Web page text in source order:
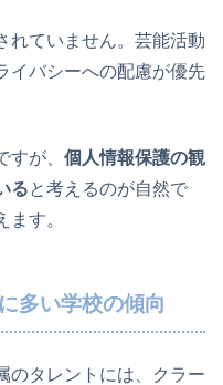
れていません。芸能活動
イバシーへの配慮が優先
が、 個人情報保護の観
ると考えるのが自然で
す。
多い学校の傾向
のタレントには、クラー